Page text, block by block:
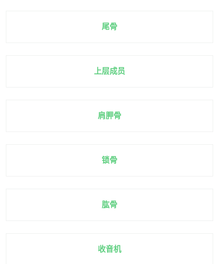
尾骨
上层成员
肩胛骨
锁骨
肱骨
收音机